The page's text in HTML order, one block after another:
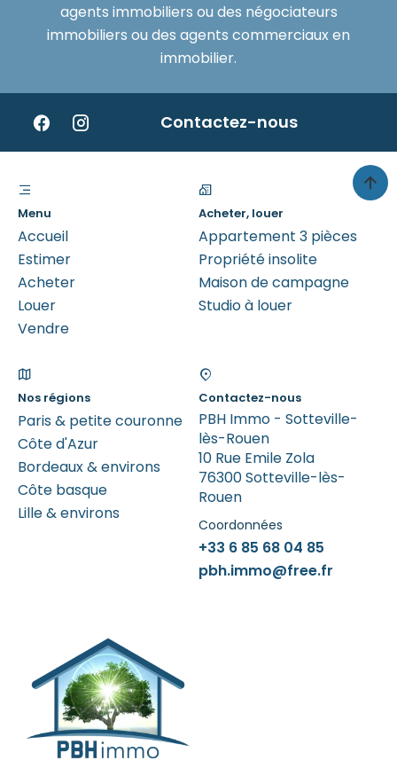
agents immobiliers ou des négociateurs
immobiliers ou des agents commerciaux en
immobilier.
Contactez-nous
Menu
Accueil
Estimer
Acheter
Louer
Vendre
Acheter, louer
Appartement 3 pièces
Propriété insolite
Maison de campagne
Studio à louer
Nos régions
Paris & petite couronne
Côte d'Azur
Bordeaux & environs
Côte basque
Lille & environs
Contactez-nous
PBH Immo - Sotteville-
lès-Rouen
10 Rue Emile Zola
76300 Sotteville-lès-
Rouen
Coordonnées
+33 6 85 68 04 85
pbh.immo@free.fr